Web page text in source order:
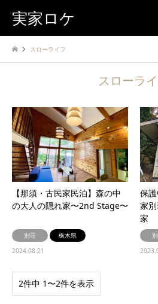
実家ロケ
スローライフ
スローラ
【那須・古民家民泊】森の中
の大人の隠れ家〜2nd Stage〜
別荘
栃木県
2024.08.21
保
家
家
2件中 1〜2件を表示